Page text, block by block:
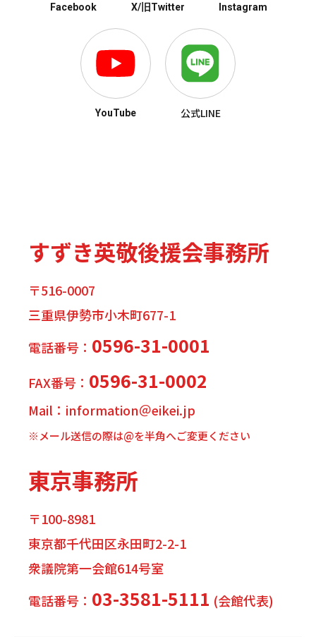
Facebook X/旧Twitter Instagram
YouTube 公式LINE
すずき英敬後援会事務所
〒516-0007
三重県伊勢市小木町677-1
電話番号： 0596-31-0001
FAX番号： 0596-31-0002
Mail：information＠eikei.jp
※メール送信の際は@を半角へご変更ください
東京事務所
〒100-8981
東京都千代田区永田町2-2-1
衆議院第一会館614号室
電話番号： 03-3581-5111 (会館代表)